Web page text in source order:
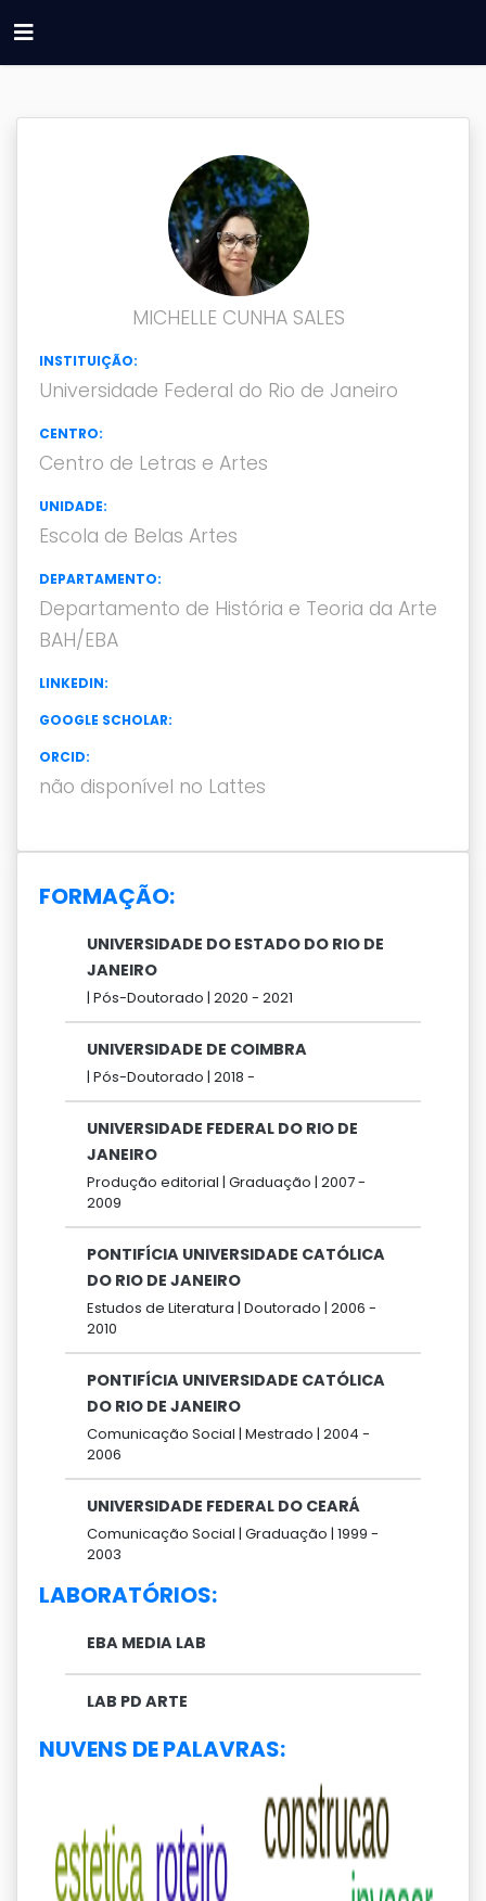
MICHELLE CUNHA SALES
INSTITUIÇÃO:
Universidade Federal do Rio de Janeiro
CENTRO:
Centro de Letras e Artes
UNIDADE:
Escola de Belas Artes
DEPARTAMENTO:
Departamento de História e Teoria da Arte
BAH/EBA
LINKEDIN:
GOOGLE SCHOLAR:
ORCID:
não disponível no Lattes
FORMAÇÃO:
UNIVERSIDADE DO ESTADO DO RIO DE
JANEIRO
| Pós-Doutorado | 2020 - 2021
UNIVERSIDADE DE COIMBRA
| Pós-Doutorado | 2018 -
UNIVERSIDADE FEDERAL DO RIO DE
JANEIRO
Produção editorial | Graduação | 2007 -
2009
PONTIFÍCIA UNIVERSIDADE CATÓLICA
DO RIO DE JANEIRO
Estudos de Literatura | Doutorado | 2006 -
2010
PONTIFÍCIA UNIVERSIDADE CATÓLICA
DO RIO DE JANEIRO
Comunicação Social | Mestrado | 2004 -
2006
UNIVERSIDADE FEDERAL DO CEARÁ
Comunicação Social | Graduação | 1999 -
2003
LABORATÓRIOS:
EBA MEDIA LAB
LAB PD ARTE
NUVENS DE PALAVRAS: